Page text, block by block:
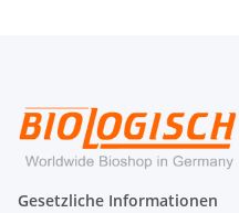
Gesetzliche Informationen